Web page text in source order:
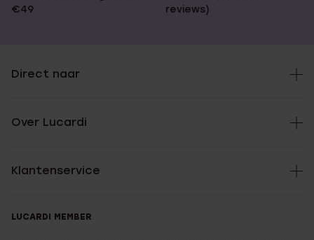
€49
reviews)
Direct naar
Over Lucardi
Klantenservice
LUCARDI MEMBER